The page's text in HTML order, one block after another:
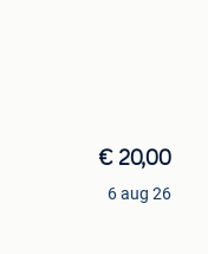
€ 20,00
6 aug 26